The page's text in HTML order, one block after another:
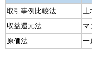
取引事例比較法
土
収益還元法
マ
原価法
一